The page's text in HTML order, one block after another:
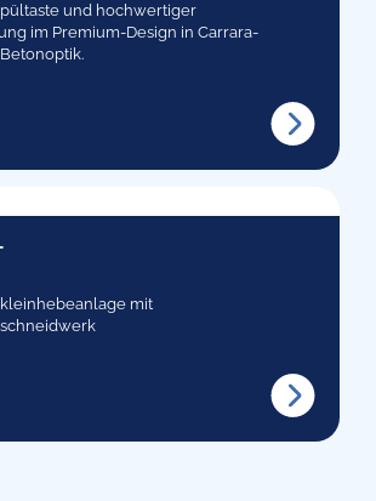
und hochwertiger
im Premium-Design in Carrara-
mit